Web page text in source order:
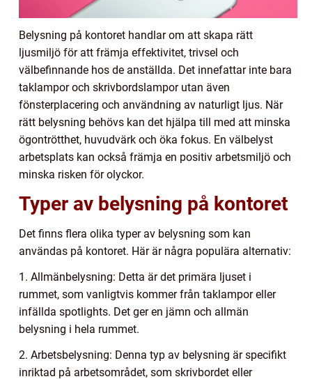
Belysning på kontoret handlar om att skapa rätt
ljusmiljö för att främja effektivitet, trivsel och
välbefinnande hos de anställda. Det innefattar inte bara
taklampor och skrivbordslampor utan även
fönsterplacering och användning av naturligt ljus. När
rätt belysning behövs kan det hjälpa till med att minska
ögontrötthet, huvudvärk och öka fokus. En välbelyst
arbetsplats kan också främja en positiv arbetsmiljö och
minska risken för olyckor.
Typer av belysning på kontoret
Det finns flera olika typer av belysning som kan
användas på kontoret. Här är några populära alternativ:
1. Allmänbelysning: Detta är det primära ljuset i
rummet, som vanligtvis kommer från taklampor eller
infällda spotlights. Det ger en jämn och allmän
belysning i hela rummet.
2. Arbetsbelysning: Denna typ av belysning är specifikt
inriktad på arbetsområdet, som skrivbordet eller